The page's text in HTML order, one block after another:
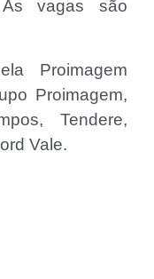
As vagas são
Proimagem
Proimagem,
Tendere,
Vale.